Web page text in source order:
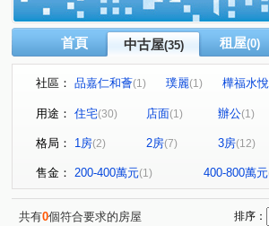
首頁 中古屋(35) 租屋(0)
社區： 品嘉仁和薈(1) 璞麗(1) 樺福水悅
冠德住易
玄泰PTW(日光區)
遠雄左岸-錦繡園(1) 海悅假期(1)
大仁街(1) 芳洲二路 環河西路
景平路(1) 景德街(1) 文化三路
信義路(1) 勵行街(1)
用途： 住宅(30) 店面(1) 辦公(1)
格局： 1房(2) 2房(7) 3房(12)
售金： 200-400萬元(1) 400-800萬元
共有0個符合要求的房屋 排序：